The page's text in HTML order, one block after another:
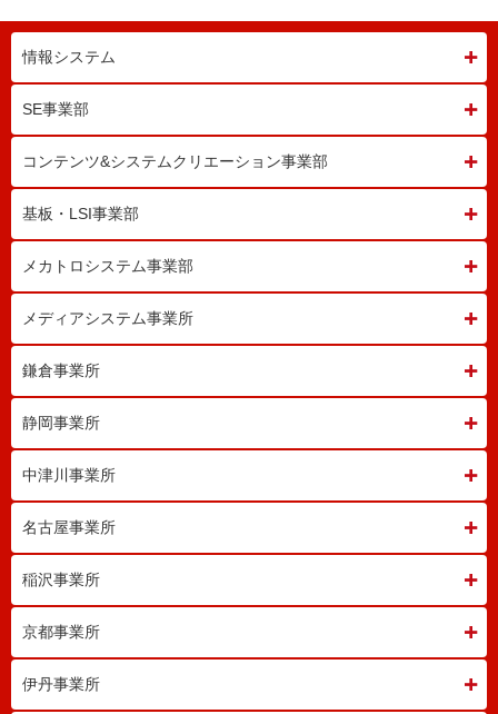
情報システム
SE事業部
コンテンツ&システムクリエーション事業部
基板・LSI事業部
メカトロシステム事業部
メディアシステム事業所
鎌倉事業所
静岡事業所
中津川事業所
名古屋事業所
稲沢事業所
京都事業所
伊丹事業所